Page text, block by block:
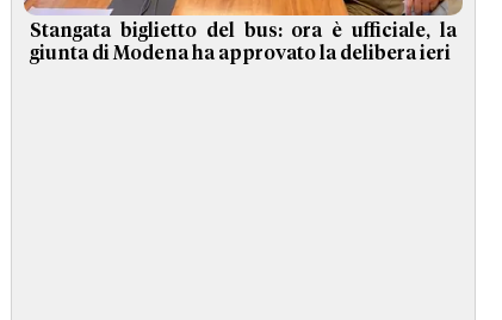
Stangata biglietto del bus: ora è ufficiale, la
giunta di Modena ha approvato la delibera ieri